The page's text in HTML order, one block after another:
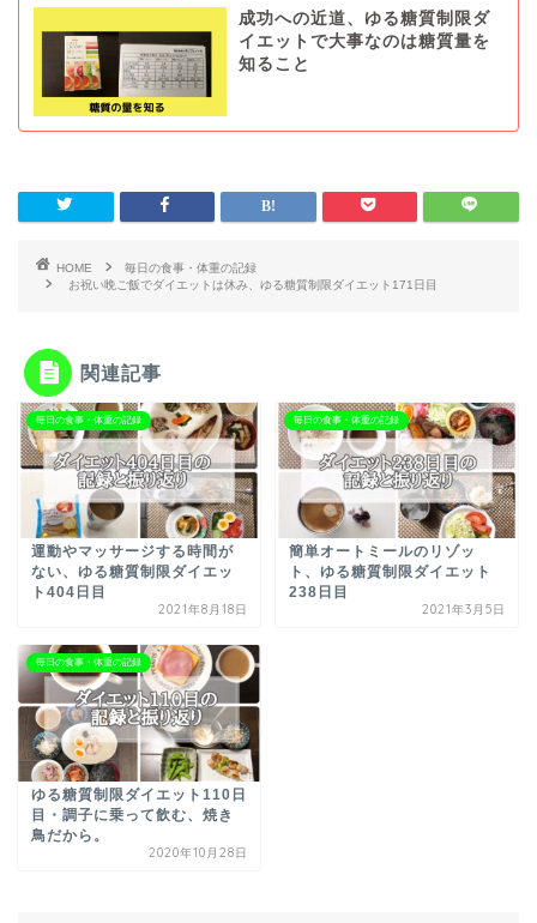
成功への近道、ゆる糖質制限ダ
イエットで大事なのは糖質量を
知ること
HOME
毎日の食事・体重の記録
お祝い晩ご飯でダイエットは休み、ゆる糖質制限ダイエット171日目
関連記事
毎日の食事・体重の記録
運動やマッサージする時間が
ない、ゆる糖質制限ダイエッ
ト404日目
2021年8月18日
毎日の食事・体重の記録
簡単オートミールのリゾッ
ト、ゆる糖質制限ダイエット
238日目
2021年3月5日
毎日の食事・体重の記録
ゆる糖質制限ダイエット110日
目・調子に乗って飲む、焼き
鳥だから。
2020年10月28日